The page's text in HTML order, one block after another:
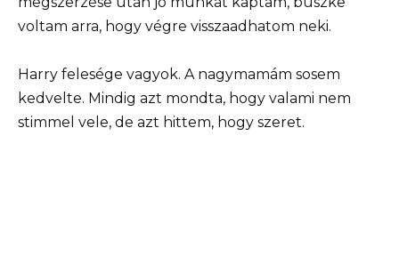
voltam arra, hogy végre visszaadhatom neki.
Harry felesége vagyok. A nagymamám sosem
kedvelte. Mindig azt mondta, hogy valami nem
stimmel vele, de azt hittem, hogy szeret.